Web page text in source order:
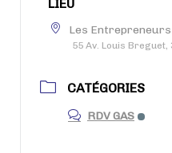
LIEU
Les Entrepreneurs
55 Av. Louis Breguet,
CATÉGORIES
RDV GAS